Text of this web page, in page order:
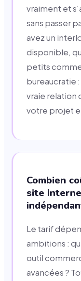
vraiment et
sans passer
avez un
disponible,
petits
bureaucratie
vraie relation
votre projet
Combien
site
Le tarif
ambitions :
outil
avancées ?